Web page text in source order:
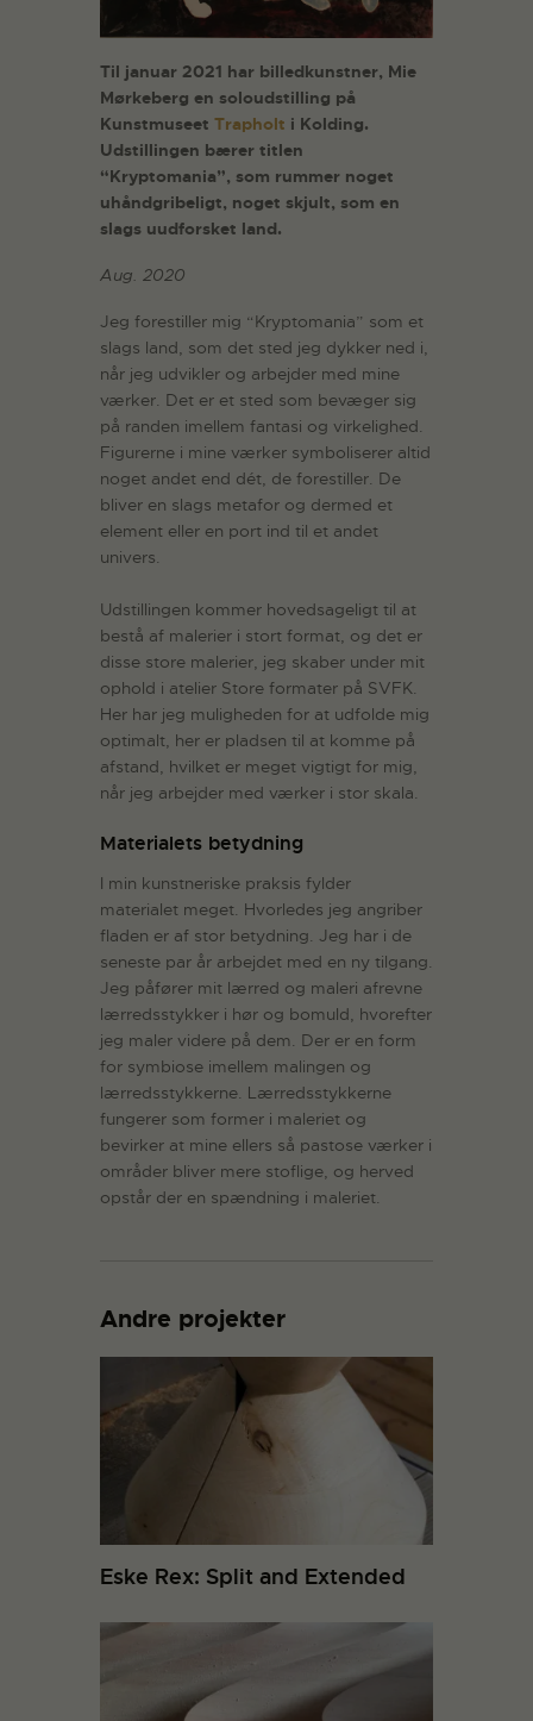
Til januar 2021 har billedkunstner, Mie
Mørkeberg en soloudstilling på
Kunstmuseet Trapholt i Kolding.
Udstillingen bærer titlen
“Kryptomania”, som rummer noget
uhåndgribeligt, noget skjult, som en
slags uudforsket land.
Aug. 2020
Jeg forestiller mig “Kryptomania” som et
slags land, som det sted jeg dykker ned i,
når jeg udvikler og arbejder med mine
værker. Det er et sted som bevæger sig
på randen imellem fantasi og virkelighed.
Figurerne i mine værker symboliserer altid
noget andet end dét, de forestiller. De
bliver en slags metafor og dermed et
element eller en port ind til et andet
univers.
Udstillingen kommer hovedsageligt til at
bestå af malerier i stort format, og det er
disse store malerier, jeg skaber under mit
ophold i atelier Store formater på SVFK.
Her har jeg muligheden for at udfolde mig
optimalt, her er pladsen til at komme på
afstand, hvilket er meget vigtigt for mig,
når jeg arbejder med værker i stor skala.
Materialets betydning
I min kunstneriske praksis fylder
materialet meget. Hvorledes jeg angriber
fladen er af stor betydning. Jeg har i de
seneste par år arbejdet med en ny tilgang.
Jeg påfører mit lærred og maleri afrevne
lærredsstykker i hør og bomuld, hvorefter
jeg maler videre på dem. Der er en form
for symbiose imellem malingen og
lærredsstykkerne. Lærredsstykkerne
fungerer som former i maleriet og
bevirker at mine ellers så pastose værker i
områder bliver mere stoflige, og herved
opstår der en spændning i maleriet.
Andre projekter
Eske Rex: Split and Extended